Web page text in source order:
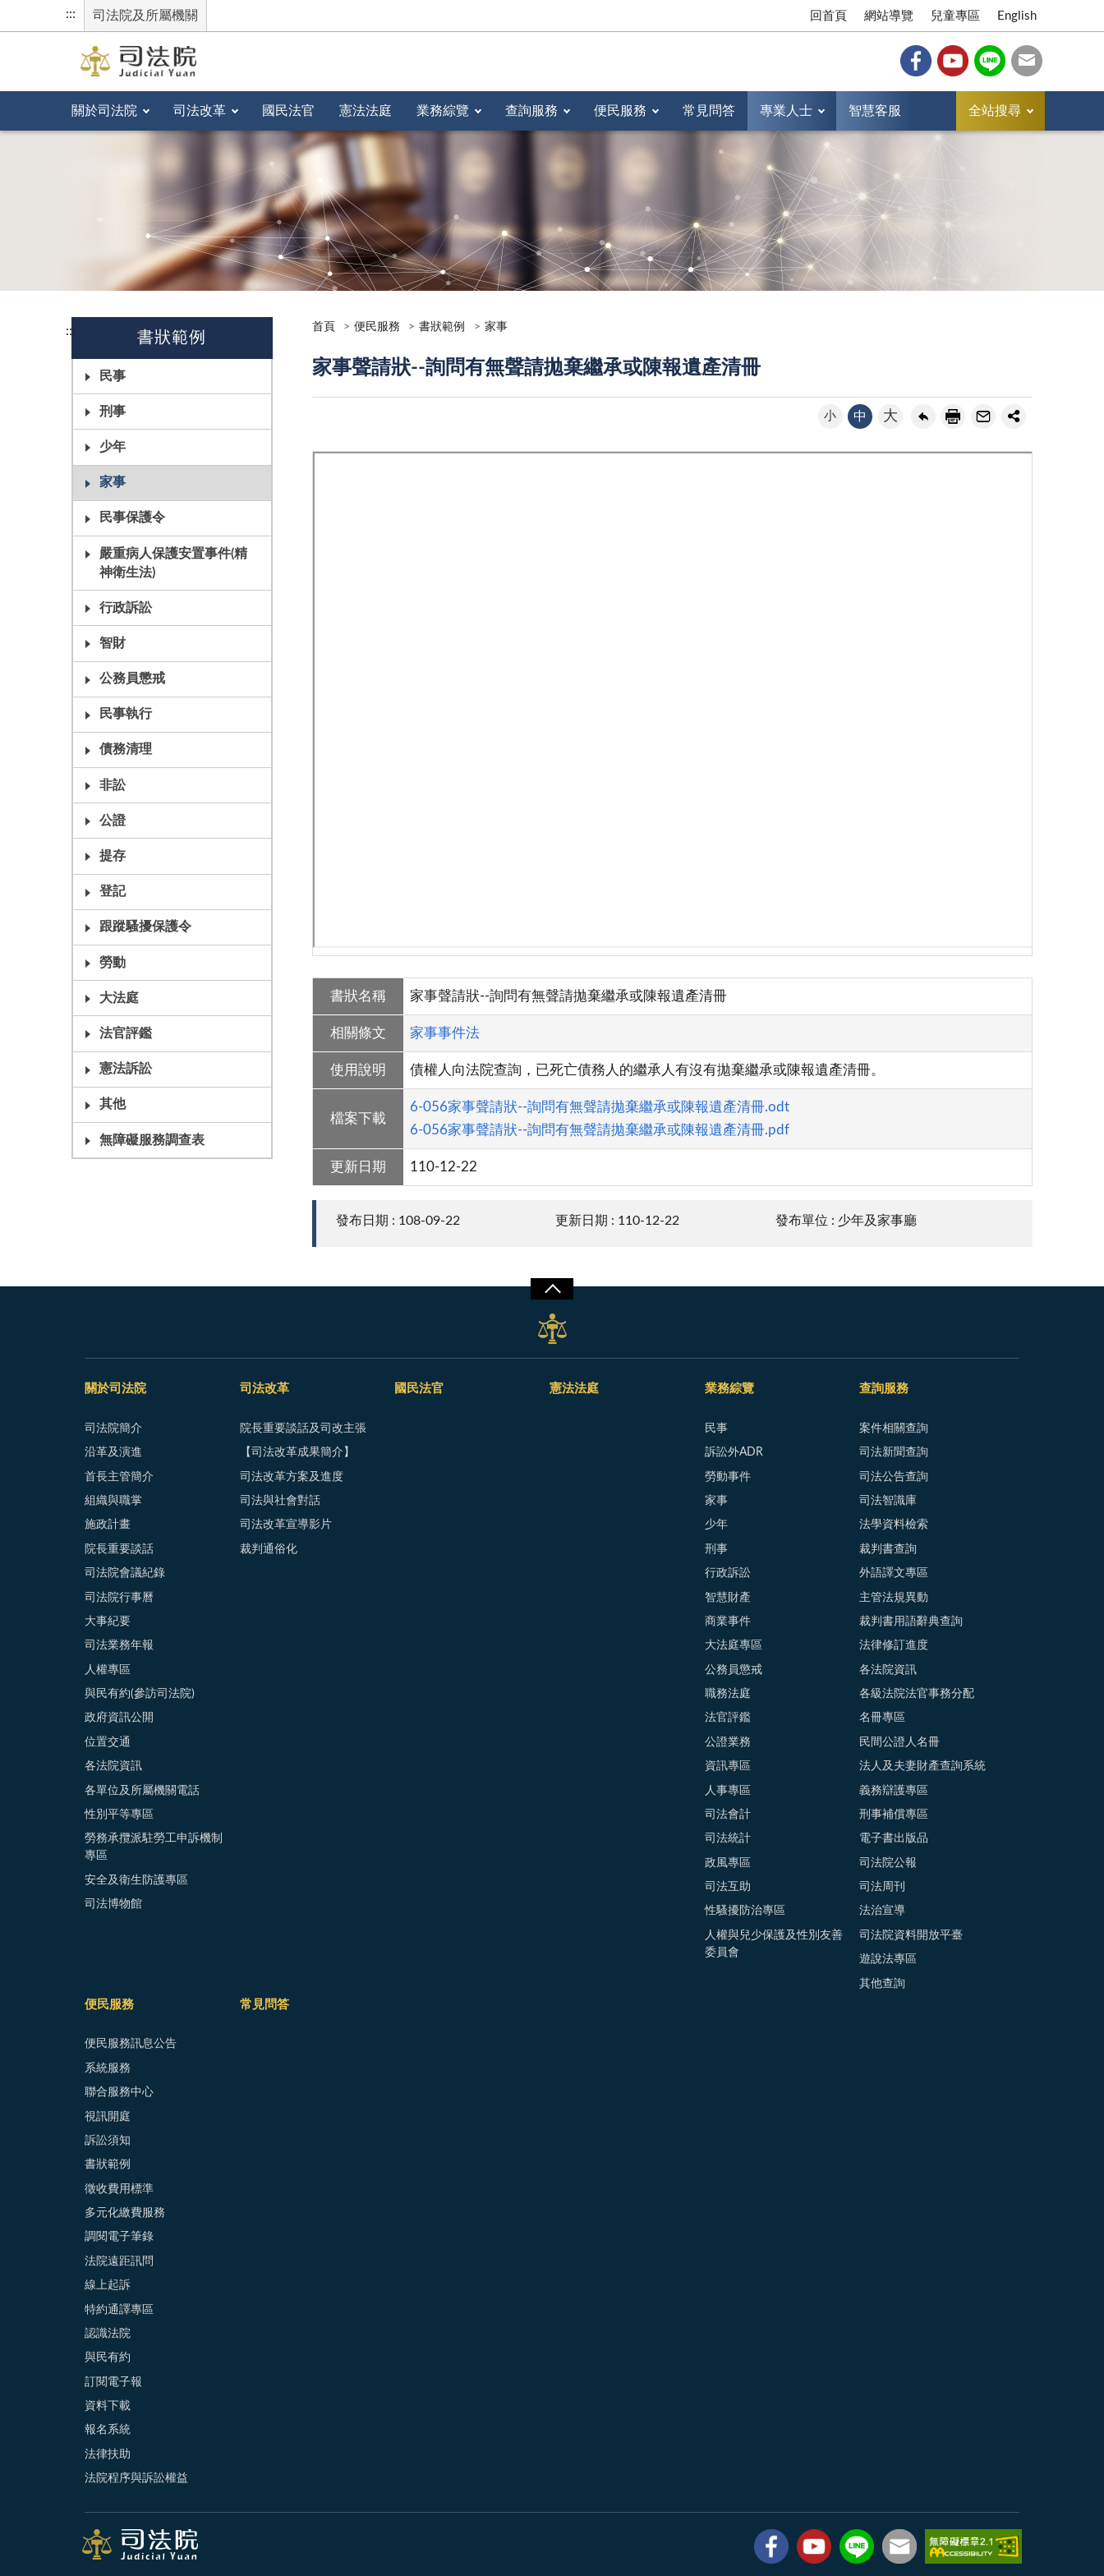
::: 司法院及所屬機關 回首頁 網站導覽 兒童專區 English
關於司法院 司法改革 國民法官 憲法法庭 業務綜覽 查詢服務 便民服務 常見問答 專業人士 智慧客服 全站搜尋
::: 書狀範例
民事
刑事
少年
家事
民事保護令
嚴重病人保護安置事件(精
神衛生法)
行政訴訟
智財
公務員懲戒
民事執行
債務清理
非訟
公證
提存
登記
跟蹤騷擾保護令
勞動
大法庭
法官評鑑
憲法訴訟
其他
無障礙服務調查表
首頁 便民服務 書狀範例 家事
家事聲請狀--詢問有無聲請拋棄繼承或陳報遺產清冊
小 中 大
書狀名稱 家事聲請狀--詢問有無聲請拋棄繼承或陳報遺產清冊
相關條文 家事事件法
使用說明 債權人向法院查詢，已死亡債務人的繼承人有沒有拋棄繼承或陳報遺產清冊。
檔案下載
6-056家事聲請狀--詢問有無聲請拋棄繼承或陳報遺產清冊.odt
6-056家事聲請狀--詢問有無聲請拋棄繼承或陳報遺產清冊.pdf
更新日期 110-12-22
發布日期 : 108-09-22 更新日期 : 110-12-22 發布單位 : 少年及家事廳
關於司法院
司法院簡介
沿革及演進
首長主管簡介
組織與職掌
施政計畫
院長重要談話
司法院會議紀錄
司法院行事曆
大事紀要
司法業務年報
人權專區
與民有約(參訪司法院)
政府資訊公開
位置交通
各法院資訊
各單位及所屬機關電話
性別平等專區
勞務承攬派駐勞工申訴機制
專區
安全及衛生防護專區
司法博物館
司法改革
院長重要談話及司改主張
【司法改革成果簡介】
司法改革方案及進度
司法與社會對話
司法改革宣導影片
裁判通俗化
國民法官 憲法法庭 業務綜覽
民事
訴訟外ADR
勞動事件
家事
少年
刑事
行政訴訟
智慧財產
商業事件
大法庭專區
公務員懲戒
職務法庭
法官評鑑
公證業務
資訊專區
人事專區
司法會計
司法統計
政風專區
司法互助
性騷擾防治專區
人權與兒少保護及性別友善
委員會
查詢服務
案件相關查詢
司法新聞查詢
司法公告查詢
司法智識庫
法學資料檢索
裁判書查詢
外語譯文專區
主管法規異動
裁判書用語辭典查詢
法律修訂進度
各法院資訊
各級法院法官事務分配
名冊專區
民間公證人名冊
法人及夫妻財產查詢系統
義務辯護專區
刑事補償專區
電子書出版品
司法院公報
司法周刊
法治宣導
司法院資料開放平臺
遊說法專區
其他查詢
便民服務
便民服務訊息公告
系統服務
聯合服務中心
視訊開庭
訴訟須知
書狀範例
徵收費用標準
多元化繳費服務
調閱電子筆錄
法院遠距訊問
線上起訴
特約通譯專區
認識法院
與民有約
訂閱電子報
資料下載
報名系統
法律扶助
法院程序與訴訟權益
常見問答
:::